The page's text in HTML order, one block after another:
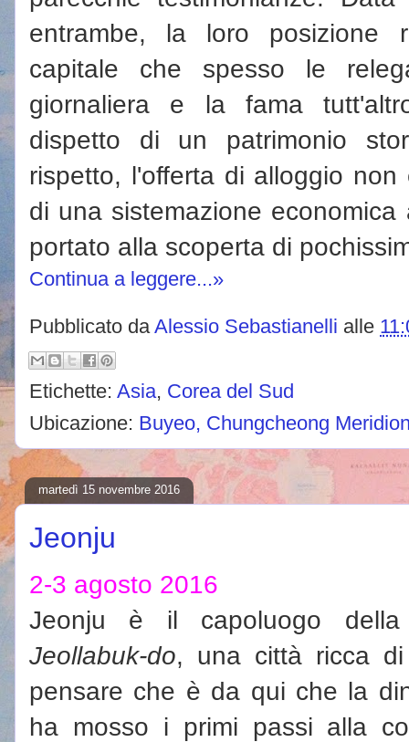
entrambe, la loro posizione
capitale che spesso le
giornaliera e la fama
dispetto di un patrimonio
rispetto, l'offerta di alloggio
di una sistemazione
portato alla scoperta di
Continua a leggere...»
Pubblicato daAlessio Sebastianelli alle
Etichette: Asia, Corea del Sud
Ubicazione: Buyeo, Chungcheong
martedì 15 novembre 2016
Jeonju
2-3 agosto 2016
Jeonju è il capoluogo della
Jeollabuk-do, una città ricca
pensare che è da qui che la
ha mosso i primi passi alla